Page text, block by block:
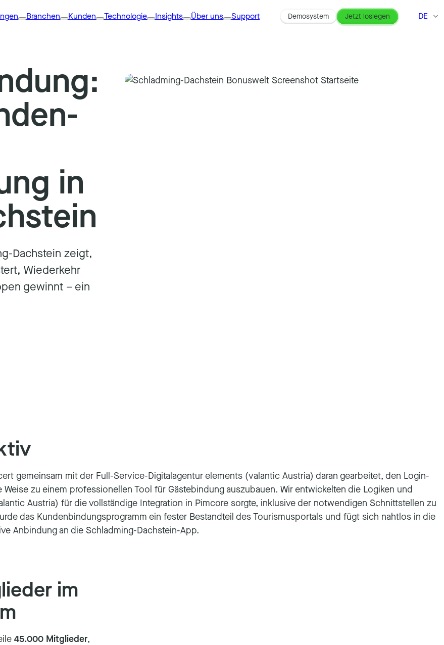
Branchen Kunden Technologie Insights Über uns Support Demosystem Jetzt loslegen DE
in
Dachstein zeigt,
Wiederkehr
gewinnt – ein
gemeinsam mit der Full-Service-Digitalagentur elements (valantic Austria) daran gearbeitet, den Login-
zu einem professionellen Tool für Gästebindung auszubauen. Wir entwickelten die Logiken und
Austria) für die vollständige Integration in Pimcore sorgte, inklusive der notwendigen Schnittstellen zu
das Kundenbindungsprogramm ein fester Bestandteil des Tourismusportals und fügt sich nahtlos in die
Anbindung an die Schladming-Dachstein-App.
im
45.000 Mitglieder,